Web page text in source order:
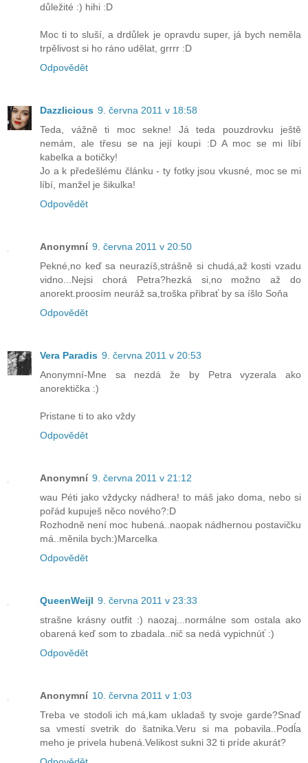
důležité :) hihi :D
Moc ti to sluší, a drdůlek je opravdu super, já bych neměla
trpělivost si ho ráno udělat, grrrr :D
Odpovědět
Dazzlicious 9. června 2011 v 18:58
Teda, vážně ti moc sekne! Já teda pouzdrovku ještě
nemám, ale třesu se na její koupi :D A moc se mi líbí
kabelka a botičky!
Jo a k předešlému článku - ty fotky jsou vkusné, moc se mi
líbí, manžel je šikulka!
Odpovědět
Anonymní 9. června 2011 v 20:50
Pekné,no keď sa neurazíš,strášně si chudá,až kosti vzadu
vidno...Nejsi chorá Petra?hezká si,no možno až do
anorekt.proosím neuráž sa,troška přibrať by sa íšlo Soňa
Odpovědět
Vera Paradis 9. června 2011 v 20:53
Anonymní-Mne sa nezdá že by Petra vyzerala ako
anorektička :)
Pristane ti to ako vždy
Odpovědět
Anonymní 9. června 2011 v 21:12
wau Péti jako vždycky nádhera! to máš jako doma, nebo si
pořád kupuješ něco nového?:D
Rozhodně není moc hubená..naopak nádhernou postavičku
má..měnila bych:)Marcelka
Odpovědět
QueenWeijl 9. června 2011 v 23:33
strašne krásny outfit :) naozaj...normálne som ostala ako
obarená keď som to zbadala..nič sa nedá vypichnúť :)
Odpovědět
Anonymní 10. června 2011 v 1:03
Treba ve stodoli ich má,kam ukladaš ty svoje garde?Snaď
sa vmestí svetrik do šatnika.Veru si ma pobavila..Podĺa
meho je privela hubená.Velikost sukni 32 ti príde akurát?